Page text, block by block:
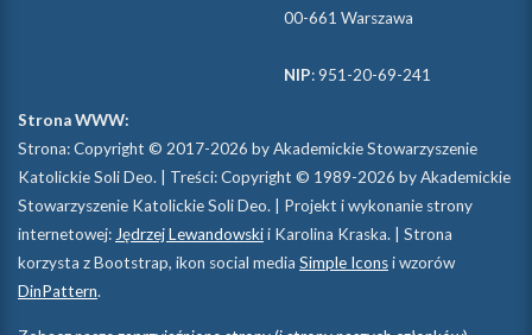
00-661 Warszawa
NIP: 951-20-69-241
Strona WWW:
Strona: Copyright © 2017-2026 by Akademickie Stowarzyszenie
Katolickie Soli Deo. | Treści: Copyright © 1989-2026 by Akademickie
Stowarzyszenie Katolickie Soli Deo. | Projekt i wykonanie strony
internetowej: Jędrzej Lewandowskii Karolina Kraska. | Strona
korzysta z Bootstrap, ikon social media Simple Iconsi wzorów
DinPattern.